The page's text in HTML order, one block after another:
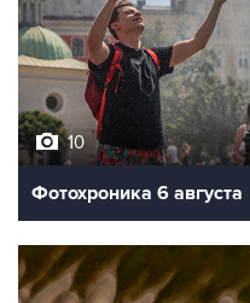
Фотохроника 6 августа